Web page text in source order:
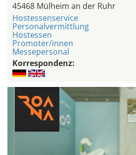
45468 Mülheim an der Ruhr
Hostessenservice
Personalvermittlung
Hostessen
Promoter/innen
Messepersonal
Korrespondenz: